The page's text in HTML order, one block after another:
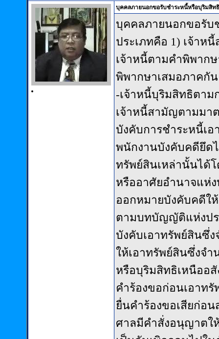
บุคคลภายนอกขอรับชำระหนี้หรือบุริมสิท
บุคคลภายนอกขอรับ
ประเภทคือ 1) เจ้าห
เจ้าหนี้ตามคำพิพาก
พิพากษาเสมอภาคกั
-เจ้าหนี้บุริมสิทธิตา
เจ้าหนี้สามัญตามมา
บังคับการชำระหนี้เ
พนักงานบังคับคดียึด
ทรัพย์สินเหล่านั้นได้
หรืออาศัยอำนาจแห่
ออกหมายบังคับคดีใ
ตามบทบัญญัติแห่งป
บังคับเอาทรัพย์สินซึ่
ให้เอาทรัพย์สินซึ่งจ
หรือบุริมสิทธิเหนืออ
คำร้องขอก่อนเอาท
ยื่นคำร้องขอเสียก่อ
ศาลมีคำสั่งอนุญาตใ